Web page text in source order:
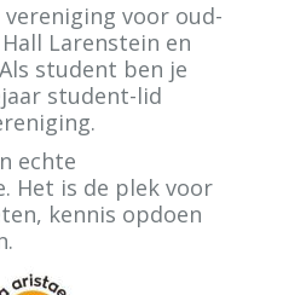
vereniging voor oud-
Larenstein en
student ben je
student-lid
echte
Het is de plek voor
kennis opdoen